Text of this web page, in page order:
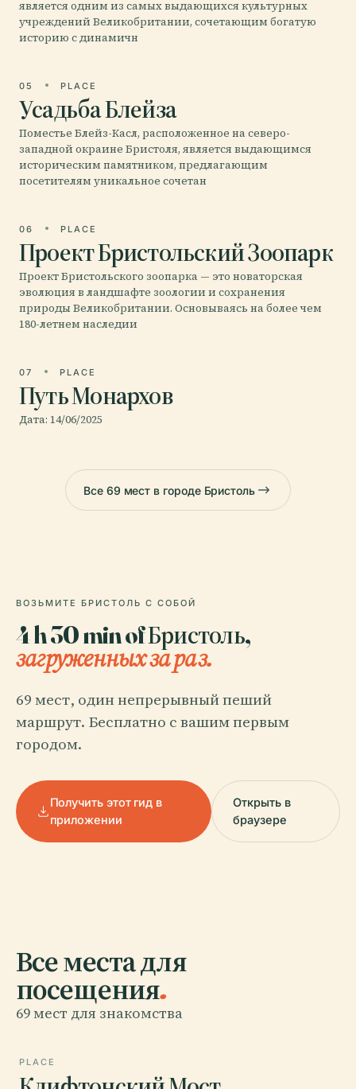
является одним из самых выдающихся культурных
учреждений Великобритании, сочетающим богатую
историю с динамичн
05 PLACE
Усадьба Блейза
Поместье Блейз-Касл, расположенное на северо-
западной окраине Бристоля, является выдающимся
историческим памятником, предлагающим
посетителям уникальное сочетан
06 PLACE
Проект Бристольский Зоопарк
Проект Бристольского зоопарка — это новаторская
эволюция в ландшафте зоологии и сохранения
природы Великобритании. Основываясь на более чем
180-летнем наследии
07 PLACE
Путь Монархов
Дата: 14/06/2025
Все 69 мест в городе Бристоль
ВОЗЬМИТЕ БРИСТОЛЬ С СОБОЙ
4 h 30 min of Бристоль,
загруженных за раз.
69 мест, один непрерывный пеший
маршрут. Бесплатно с вашим первым
городом.
Получить этот гид в
приложении
Открыть в
браузере
Все места для
посещения.
69 мест для знакомства
PLACE